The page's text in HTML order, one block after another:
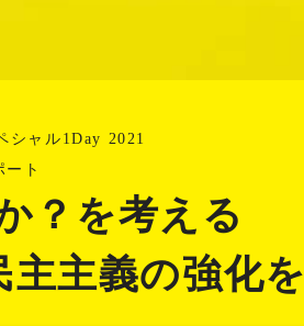
シャル1Day 2021
ート
？を考える
主義の強化を